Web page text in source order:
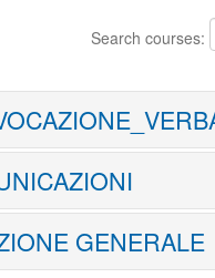
Search courses:
GENERALE